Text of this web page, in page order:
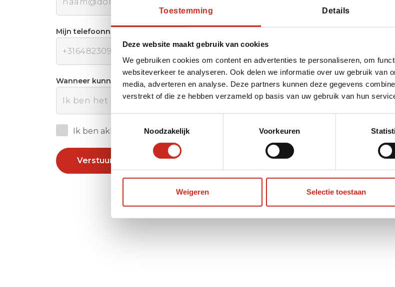
Toestemming Details
Deze website maakt gebruik van cookies
We gebruiken cookies om content en advertenties te personaliseren, om
websiteverkeer te analyseren. Ook delen we informatie over uw gebruik van
media, adverteren en analyse. Deze partners kunnen deze gegevens
verstrekt of die ze hebben verzameld op basis van uw gebruik van hun
Noodzakelijk
Voorkeuren
Weigeren Selectie toestaan
Mijn telefoonnummer:
Wanneer kunnen wij u het beste telefonisch bereiken?
Ik ben akkoord met de Privacy policy van Dimsum Reizen
Verstuur